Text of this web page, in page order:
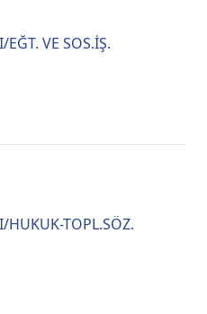
VE SOS.İŞ.
HUKUK-TOPL.SÖZ.